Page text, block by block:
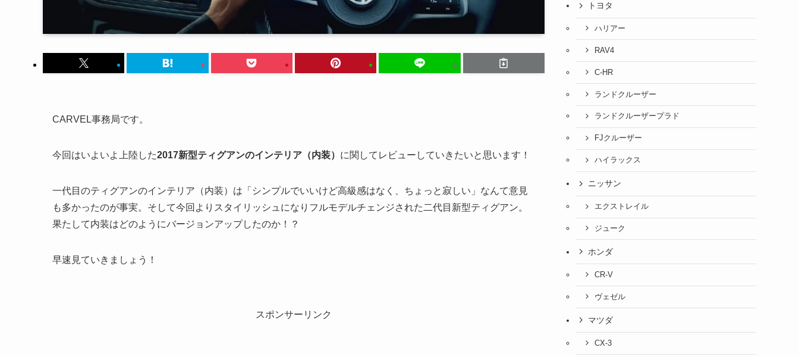
CARVEL事務局です。
今回はいよいよ上陸した2017新型ティグアンのインテリア（内装） に関してレビューしていきたいと思います！
一代目のティグアンのインテリア（内装）は「シンプルでいいけど高級感はなく、ちょっと寂しい」なんて意見
も多かったのが事実。そして今回よりスタイリッシュになりフルモデルチェンジされた二代目新型ティグアン。
果たして内装はどのようにバージョンアップしたのか！？
早速見ていきましょう！
スポンサーリンク
トヨタ
ハリアー
RAV4
C-HR
ランドクルーザー
ランドクルーザープラド
FJクルーザー
ハイラックス
ニッサン
エクストレイル
ジューク
ホンダ
CR-V
ヴェゼル
マツダ
CX-3